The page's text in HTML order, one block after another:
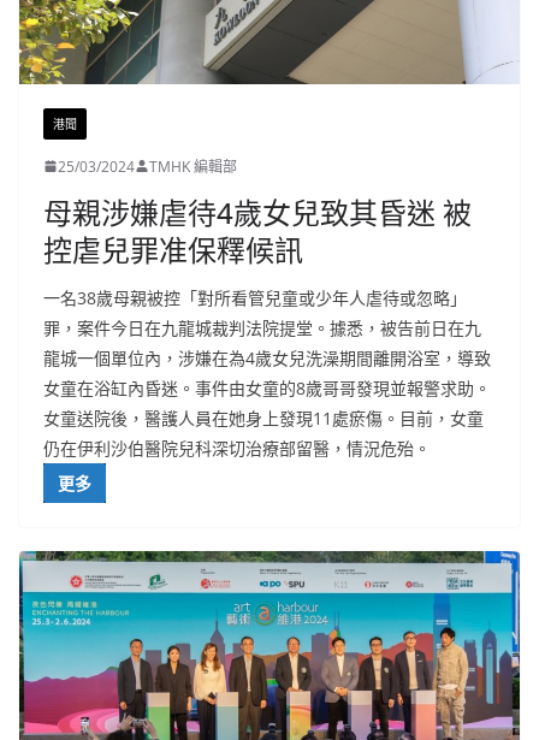
港聞
25/03/2024 TMHK 編輯部
母親涉嫌虐待4歲女兒致其昏迷 被
控虐兒罪准保釋候訊
一名38歲母親被控「對所看管兒童或少年人虐待或忽略」
罪，案件今日在九龍城裁判法院提堂。據悉，被告前日在九
龍城一個單位內，涉嫌在為4歲女兒洗澡期間離開浴室，導致
女童在浴缸內昏迷。事件由女童的8歲哥哥發現並報警求助。
女童送院後，醫護人員在她身上發現11處瘀傷。目前，女童
仍在伊利沙伯醫院兒科深切治療部留醫，情況危殆。
更多